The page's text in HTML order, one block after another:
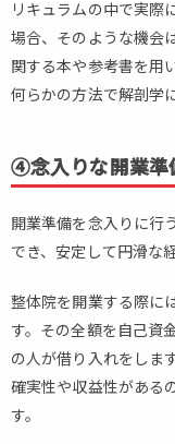
リキュラムの中で実際
場合、そのような機会
関する本や参考書を用
何らかの方法で解剖学
④念入りな開業準
開業準備を念入りに行
でき、安定して円滑な
整体院を開業する際に
す。その全額を自己資
の人が借り入れをしま
確実性や収益性がある
す。